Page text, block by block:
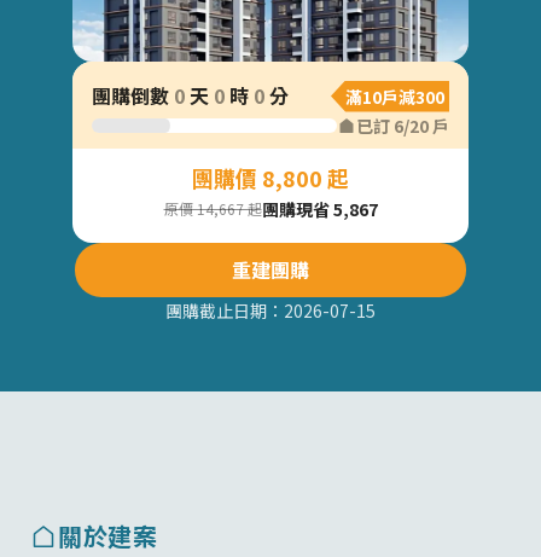
凱田藝境團購驗屋
團購倒數 0天 0 時 0分
滿10戶減300
已訂 6/20 戶
團購價 8,800 起
原價 14,667 起團購現省 5,867
重建團購
團購截止日期： 2026-07-15
關於建案